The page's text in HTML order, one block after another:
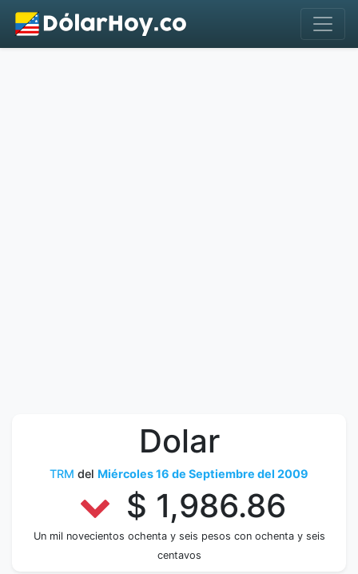
Dolar
TRM del Miércoles 16 de Septiembre del 2009
$ 1,986.86
Un mil novecientos ochenta y seis pesos con ochenta y seis
centavos